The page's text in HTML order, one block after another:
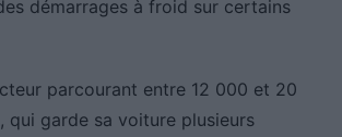
démarrages à froid sur certains
parcourant entre 12 000 et 20
qui garde sa voiture plusieurs